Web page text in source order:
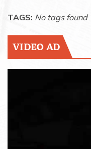
TAGS: No tags found
VIDEO AD